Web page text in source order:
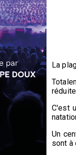
La
C'est
Un
sont à